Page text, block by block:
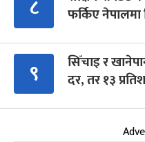
८
फर्किए नेपालमा
९
सिँचाइ र
दर, तर १३